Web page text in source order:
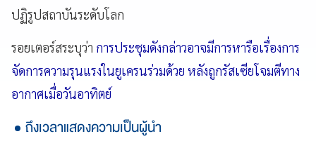
ปฏิรูปสถาบันระดับโลก
รอยเตอร์สระบุว่า การประชุมดังกล่าวอาจมีการหารือเรื่องการ
จัดการความรุนแรงในยูเครนร่วมด้วย หลังถูกรัสเซียโจมตีทาง
อากาศเมื่อวันอาทิตย์
ถึงเวลาแสดงความเป็นผู้นำ